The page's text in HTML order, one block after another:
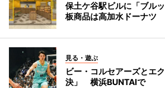
保土ケ谷駅ビルに「ブル
板商品は高加水ドーナツ
見る・遊ぶ
ビー・コルセアーズとエ
決」 横浜BUNTAIで